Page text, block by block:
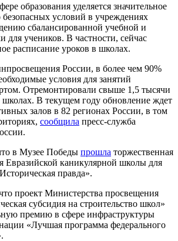
образования уделяется значительное
условий в учреждениях
сбалансированной учебной и
для учеников. В частности, сейчас
расписание уроков в школах.
России, в более чем 90%
условия для занятий
Отремонтировали свыше 1,5 тысячи
школах. В текущем году обновление ждет
залов в 82 регионах России, в том
сообщила пресс-служба
в Музее Победы прошла торжественная
Евразийской каникулярной школы для
правда».
проект Министерства просвещения
субсидия на строительство школ»
премию в сфере инфраструктуры
«Лучшая программа федерального